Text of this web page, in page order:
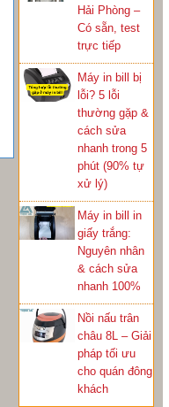
Hải Phòng –
Có sẵn, test
trực tiếp
Máy in bill bị
lỗi? 5 lỗi
thường gặp &
cách sửa
nhanh trong 5
phút (90% tự
xử lý)
Máy in bill in
giấy trắng:
Nguyên nhân
& cách sửa
nhanh 100%
Nồi nấu trân
châu 8L – Giải
pháp tối ưu
cho quán đông
khách